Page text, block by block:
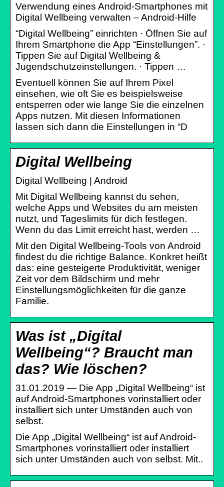
Verwendung eines Android-Smartphones mit
Digital Wellbeing verwalten – Android-Hilfe
“Digital Wellbeing” einrichten · Öffnen Sie auf
Ihrem Smartphone die App “Einstellungen”. ·
Tippen Sie auf Digital Wellbeing &
Jugendschutzeinstellungen. · Tippen …
Eventuell können Sie auf Ihrem Pixel
einsehen, wie oft Sie es beispielsweise
entsperren oder wie lange Sie die einzelnen
Apps nutzen. Mit diesen Informationen
lassen sich dann die Einstellungen in “D
Digital Wellbeing
Digital Wellbeing | Android
Mit Digital Wellbeing kannst du sehen,
welche Apps und Websites du am meisten
nutzt, und Tageslimits für dich festlegen.
Wenn du das Limit erreicht hast, werden …
Mit den Digital Wellbeing-Tools von Android
findest du die richtige Balance. Konkret heißt
das: eine gesteigerte Produktivität, weniger
Zeit vor dem Bildschirm und mehr
Einstellungsmöglichkeiten für die ganze
Familie.
Was ist „Digital
Wellbeing“? Braucht man
das? Wie löschen?
31.01.2019 — Die App „Digital Wellbeing“ ist
auf Android-Smartphones vorinstalliert oder
installiert sich unter Umständen auch von
selbst.
Die App „Digital Wellbeing“ ist auf Android-
Smartphones vorinstalliert oder installiert
sich unter Umständen auch von selbst. Mit..